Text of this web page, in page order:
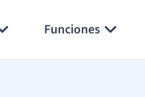
Funciones